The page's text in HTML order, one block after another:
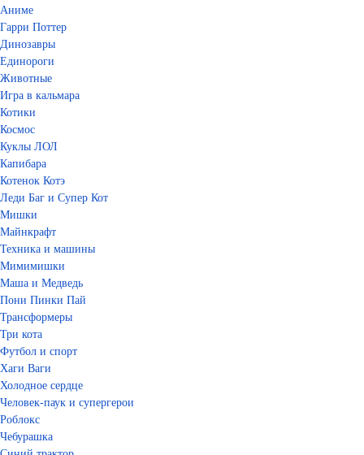
Аниме
Гарри Поттер
Динозавры
Единороги
Животные
Игра в кальмара
Котики
Космос
Куклы ЛОЛ
Капибара
Котенок Котэ
Леди Баг и Супер Кот
Мишки
Майнкрафт
Техника и машины
Мимимишки
Маша и Медведь
Пони Пинки Пай
Трансформеры
Три кота
Футбол и спорт
Хаги Ваги
Холодное сердце
Человек-паук и супергерои
Роблокс
Чебурашка